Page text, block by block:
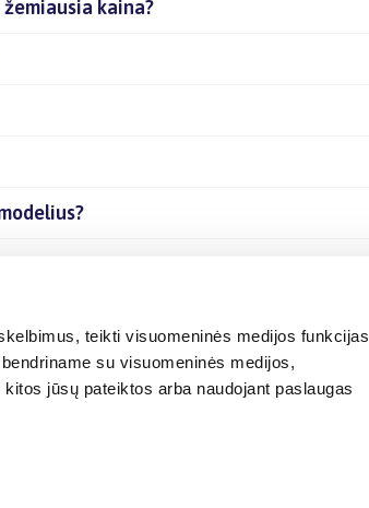
teikti visuomeninės medijos funkcijas
su visuomeninės medijos,
jūsų pateiktos arba naudojant paslaugas
kaina?